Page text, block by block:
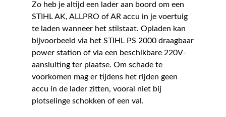
Zo heb je altijd een lader aan boord om een
STIHL AK, ALLPRO of AR accu in je voertuig
te laden wanneer het stilstaat. Opladen kan
bijvoorbeeld via het STIHL PS 2000 draagbaar
power station of via een beschikbare 220V-
aansluiting ter plaatse. Om schade te
voorkomen mag er tijdens het rijden geen
accu in de lader zitten, vooral niet bij
plotselinge schokken of een val.